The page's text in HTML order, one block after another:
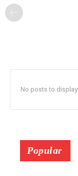
No posts to display
Popular